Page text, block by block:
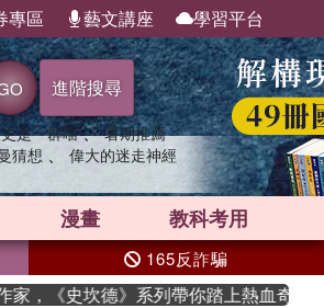
專區 藝文講座 學習平台
進階搜尋
是一群喵 、 暑期推薦
猜想 、 偉大的迷走神經
漫畫 教科考用
165反詐騙
史坎德》系列帶你踏上熱血奇幻旅程